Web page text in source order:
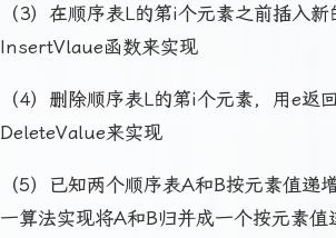
（3）在顺序表L的第i个元素之前插入新
InsertVlaue函数来实现
（4）删除顺序表L的第i个元素，用e返
DeleteValue来实现
（5）已知两个顺序表A和B按元素值递
一算法实现将A和B归并成一个按元素值